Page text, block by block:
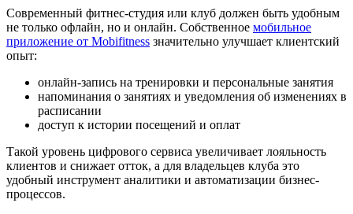
Современный фитнес-студия или клуб должен быть удобным
не только офлайн, но и онлайн. Собственное мобильное
приложение от Mobifitness значительно улучшает клиентский
опыт:
онлайн-запись на тренировки и персональные занятия
напоминания о занятиях и уведомления об изменениях в
расписании
доступ к истории посещений и оплат
Такой уровень цифрового сервиса увеличивает лояльность
клиентов и снижает отток, а для владельцев клуба это
удобный инструмент аналитики и автоматизации бизнес-
процессов.